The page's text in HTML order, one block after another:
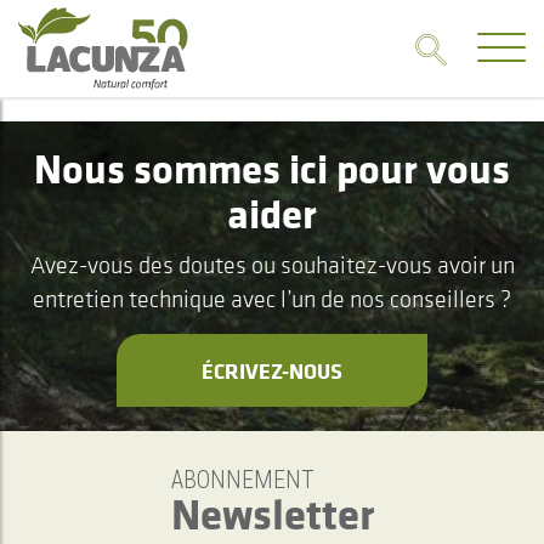
Nous sommes ici pour vous
aider
Avez-vous des doutes ou souhaitez-vous avoir un
entretien technique avec l’un de nos conseillers ?
ÉCRIVEZ-NOUS
ABONNEMENT
Newsletter